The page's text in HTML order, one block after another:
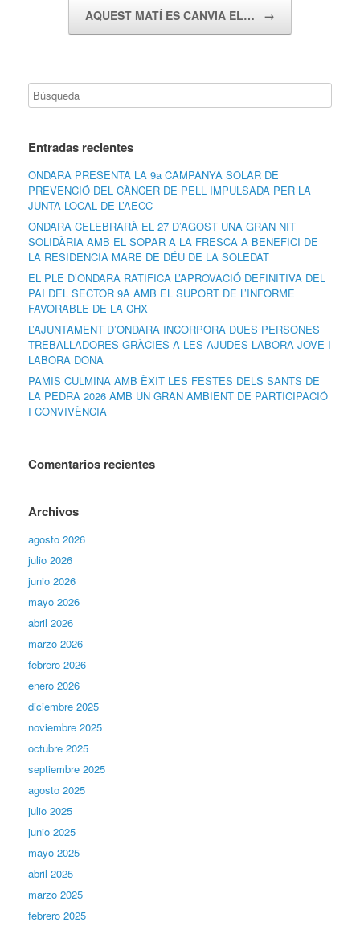
AQUEST MATÍ ES CANVIA EL… →
Entradas recientes
ONDARA PRESENTA LA 9a CAMPANYA SOLAR DE
PREVENCIÓ DEL CÀNCER DE PELL IMPULSADA PER LA
JUNTA LOCAL DE L’AECC
ONDARA CELEBRARÀ EL 27 D’AGOST UNA GRAN NIT
SOLIDÀRIA AMB EL SOPAR A LA FRESCA A BENEFICI DE
LA RESIDÈNCIA MARE DE DÉU DE LA SOLEDAT
EL PLE D’ONDARA RATIFICA L’APROVACIÓ DEFINITIVA DEL
PAI DEL SECTOR 9A AMB EL SUPORT DE L’INFORME
FAVORABLE DE LA CHX
L’AJUNTAMENT D’ONDARA INCORPORA DUES PERSONES
TREBALLADORES GRÀCIES A LES AJUDES LABORA JOVE I
LABORA DONA
PAMIS CULMINA AMB ÈXIT LES FESTES DELS SANTS DE
LA PEDRA 2026 AMB UN GRAN AMBIENT DE PARTICIPACIÓ
I CONVIVÈNCIA
Comentarios recientes
Archivos
agosto 2026
julio 2026
junio 2026
mayo 2026
abril 2026
marzo 2026
febrero 2026
enero 2026
diciembre 2025
noviembre 2025
octubre 2025
septiembre 2025
agosto 2025
julio 2025
junio 2025
mayo 2025
abril 2025
marzo 2025
febrero 2025